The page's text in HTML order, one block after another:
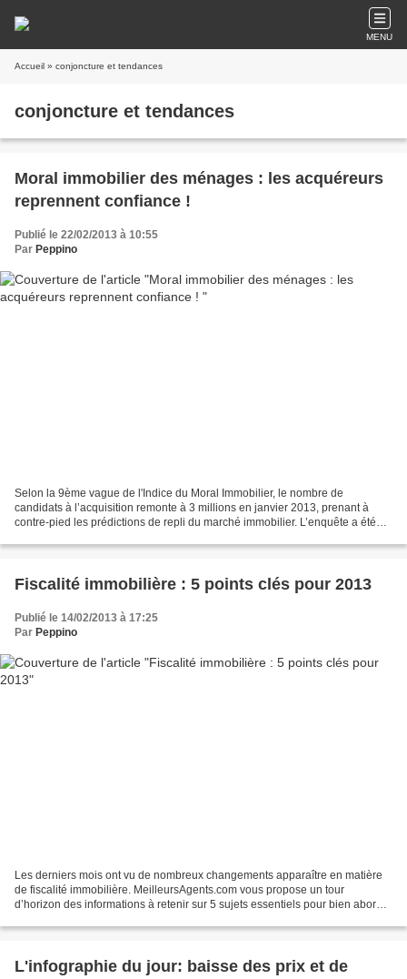
MENU
Accueil » conjoncture et tendances
conjoncture et tendances
Moral immobilier des ménages : les acquéreurs
reprennent confiance !
Publié le 22/02/2013 à 10:55
Par Peppino
Selon la 9ème vague de l'Indice du Moral Immobilier, le nombre de
candidats à l’acquisition remonte à 3 millions en janvier 2013, prenant à
contre-pied les prédictions de repli du marché immobilier. L’enquête a été
Fiscalité immobilière : 5 points clés pour 2013
Publié le 14/02/2013 à 17:25
Par Peppino
Les derniers mois ont vu de nombreux changements apparaître en matière
de fiscalité immobilière. MeilleursAgents.com vous propose un tour
d’horizon des informations à retenir sur 5 sujets essentiels pour bien aborder
L'infographie du jour: baisse des prix et de